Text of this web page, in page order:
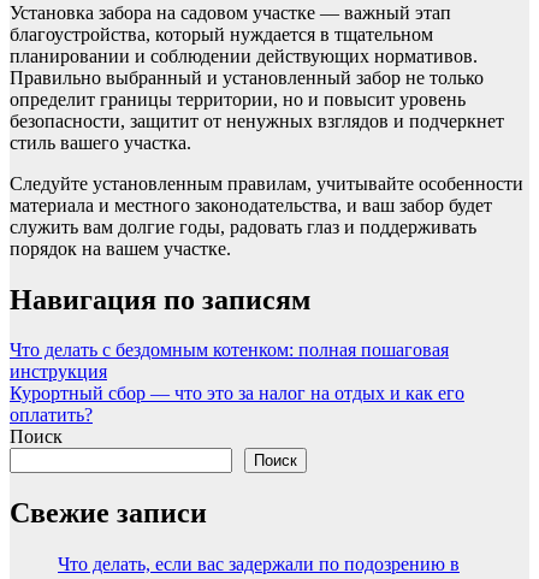
Установка забора на садовом участке — важный этап
благоустройства, который нуждается в тщательном
планировании и соблюдении действующих нормативов.
Правильно выбранный и установленный забор не только
определит границы территории, но и повысит уровень
безопасности, защитит от ненужных взглядов и подчеркнет
стиль вашего участка.
Следуйте установленным правилам, учитывайте особенности
материала и местного законодательства, и ваш забор будет
служить вам долгие годы, радовать глаз и поддерживать
порядок на вашем участке.
Навигация по записям
Что делать с бездомным котенком: полная пошаговая
инструкция
Курортный сбор — что это за налог на отдых и как его
оплатить?
Поиск
Поиск
Свежие записи
Что делать, если вас задержали по подозрению в